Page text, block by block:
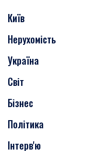
Київ
Події
Скандали
Нерухомість
Транспорт
Нерухомість
Україна
Світ
Бізнес
Політика
Інтерв'ю